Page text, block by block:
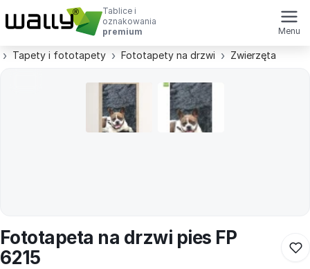
Tablice i
oznakowania
premium
Menu
Tapety i fototapety Fototapety na drzwi Zwierzęta
Fototapeta na drzwi pies FP
6215